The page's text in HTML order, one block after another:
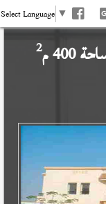
Select Language ▼
400 م 2